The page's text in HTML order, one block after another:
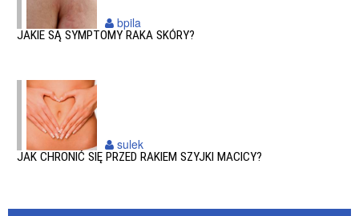
JAKIE SĄ SYMPTOMY RAKA SKÓRY?
bpila
JAK CHRONIĆ SIĘ PRZED RAKIEM SZYJKI MACICY?
sulek